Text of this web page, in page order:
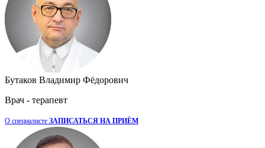
Бутаков Владимир Фёдорович
Врач - терапевт
О специалисте ЗАПИСАТЬСЯ НА ПРИЁМ